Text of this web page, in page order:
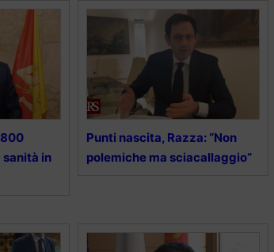
800
sanità in
Punti nascita, Razza: “Non
polemiche ma sciacallaggio”